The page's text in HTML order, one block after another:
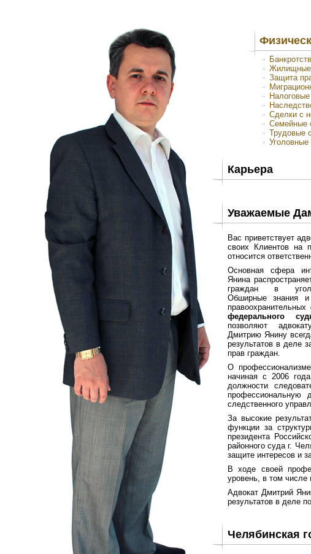
Жилищные
Защита
Сделки с
Семейные
Трудовые
Уголовные
Карьера
Уважаемые
Вас приветствует
своих Клиентов на
относится
Основная сфера
Янина
граждан в
Обширные знания
федерального
позволяют
Дмитрию Янину
результатов в деле
прав граждан.
О
начиная с 2006
должности
профессиональную
следственного
За высокие
функции за
президента
районного суда г.
защите интересов и
В ходе своей
уровень, в том числе
Адвокат Дмитрий
результатов в деле
Челябинская